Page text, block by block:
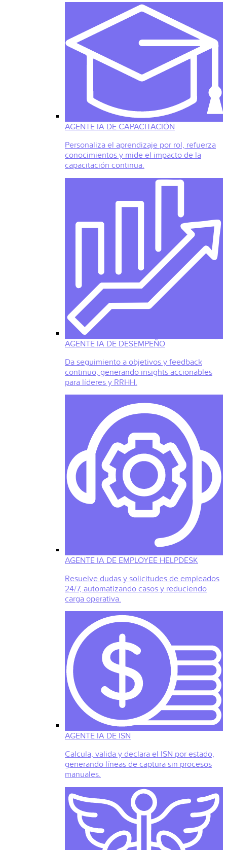
AGENTE IA DE CAPACITACIÓN
Personaliza el aprendizaje por rol, refuerza
conocimientos y mide el impacto de la
capacitación continua.
AGENTE IA DE DESEMPEÑO
Da seguimiento a objetivos y feedback
continuo, generando insights accionables
para líderes y RRHH.
AGENTE IA DE EMPLOYEE HELPDESK
Resuelve dudas y solicitudes de empleados
24/7, automatizando casos y reduciendo
carga operativa.
AGENTE IA DE ISN
Calcula, valida y declara el ISN por estado,
generando líneas de captura sin procesos
manuales.